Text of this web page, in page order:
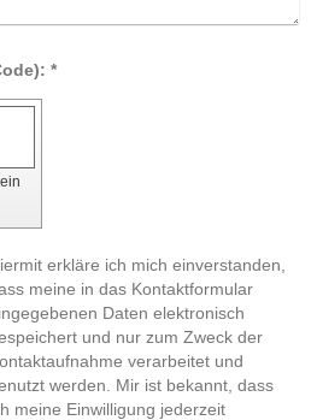
Captcha (Spam-Schutz-Code): *
erkläre ich mich einverstanden,
meine in das Kontaktformular
Daten elektronisch
und nur zum Zweck der
verarbeitet und
werden. Mir ist bekannt, dass
meine Einwilligung jederzeit